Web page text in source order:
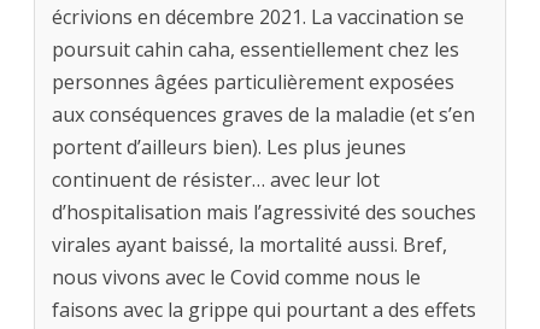
écrivions en décembre 2021. La vaccination se
poursuit cahin caha, essentiellement chez les
personnes âgées particulièrement exposées
aux conséquences graves de la maladie (et s’en
portent d’ailleurs bien). Les plus jeunes
continuent de résister… avec leur lot
d’hospitalisation mais l’agressivité des souches
virales ayant baissé, la mortalité aussi. Bref,
nous vivons avec le Covid comme nous le
faisons avec la grippe qui pourtant a des effets